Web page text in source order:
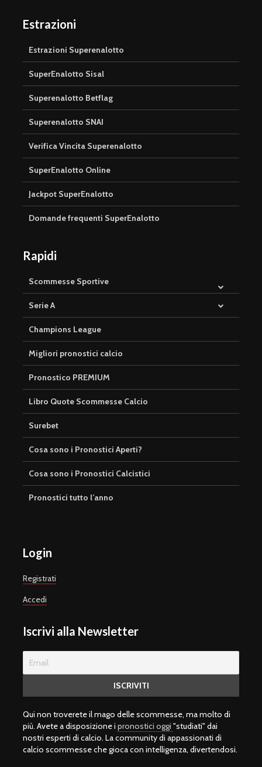
Estrazioni
Estrazioni Superenalotto
SuperEnalotto Sisal
Superenalotto Betflag
Superenalotto SNAI
Verifica Vincita Superenalotto
SuperEnalotto Online
Jackpot SuperEnalotto
Domande frequenti SuperEnalotto
Rapidi
Scommesse Sportive
Serie A
Champions League
Migliori pronostici calcio
Pronostico PREMIUM
Libro Quote Scommesse Calcio
Surebet
Cosa sono i Pronostici Aperti?
Cosa sono i Pronostici Calcistici
Pronostici tutto l’anno
Login
Registrati
Accedi
Iscrivi alla Newsletter
Qui non troverete il mago delle scommesse, ma molto di
più. Avete a disposizione i pronostici oggi "studiati" dai
nostri esperti di calcio. La community di appassionati di
calcio scommesse che gioca con intelligenza, divertendosi.